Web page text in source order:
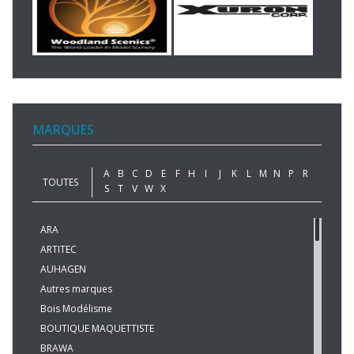
MARQUES
TOUTES
A B C D E F H I J K L M N P
R
S
T V W X
ARA
ARTITEC
AUHAGEN
Autres marques
Bois Modélisme
BOUTIQUE MAQUETTISTE
BRAWA